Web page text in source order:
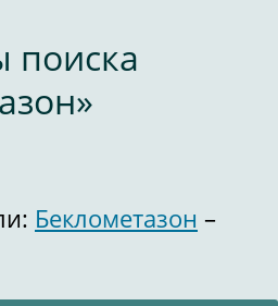
поиска
Беклометазон –